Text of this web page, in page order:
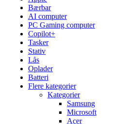
Bærbar
AI computer
PC Gaming computer
Copilot+
Tasker
Stativ
Lås
Oplader
Batteri
Flere kategorier
Kategorier
Samsung
Microsoft
Acer